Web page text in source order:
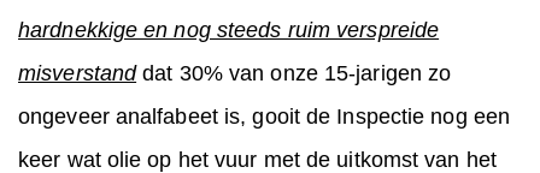
hardnekkige en nog steeds ruim verspreide
misverstanddat 30% van onze 15-jarigen zo
ongeveer analfabeet is, gooit de Inspectie nog een
keer wat olie op het vuur met de uitkomst van het